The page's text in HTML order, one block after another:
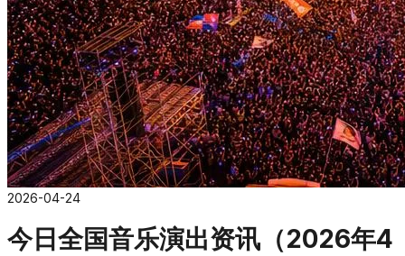
2026-04-24
今日全国音乐演出资讯（2026年4